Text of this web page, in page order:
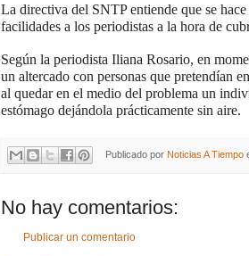
La directiva del SNTP entiende que se
facilidades a los periodistas a la hora de
Según la periodista Iliana Rosario, en
un altercado con personas que pretendían
al quedar en el medio del problema un
estómago dejándola prácticamente sin aire.
Publicado por Noticias A Tiempo
No hay comentarios:
Publicar un comentario